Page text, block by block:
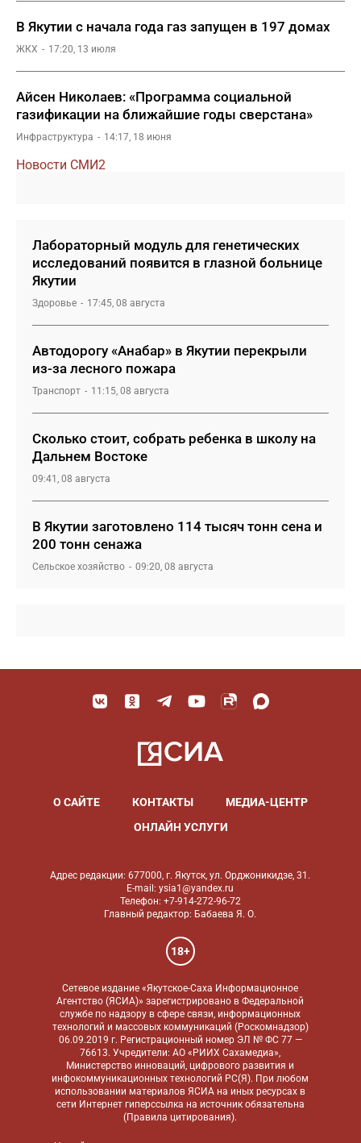
В Якутии с начала года газ запущен в 197 домах
ЖКХ 17:20, 13 июля
Айсен Николаев: «Программа социальной
газификации на ближайшие годы сверстана»
Инфраструктура 14:17, 18 июня
Новости СМИ2
Лабораторный модуль для генетических
исследований появится в глазной больнице
Якутии
Здоровье 17:45, 08 августа
Автодорогу «Анабар» в Якутии перекрыли
из-за лесного пожара
Транспорт 11:15, 08 августа
Сколько стоит, собрать ребенка в школу на
Дальнем Востоке
09:41, 08 августа
В Якутии заготовлено 114 тысяч тонн сена и
200 тонн сенажа
Сельское хозяйство 09:20, 08 августа
О САЙТЕ КОНТАКТЫ
МЕДИА-ЦЕНТР
ОНЛАЙН УСЛУГИ
Адрес редакции: 677000, г. Якутск, ул. Орджоникидзе, 31.
E-mail: ysia1@yandex.ru
Телефон: +7-914-272-96-72
Главный редактор: Бабаева Я. О.
18+
Сетевое издание «Якутское-Саха Информационное
Агентство (ЯСИА)» зарегистрировано в Федеральной
службе по надзору в сфере связи, информационных
технологий и массовых коммуникаций (Роскомнадзор)
06.09.2019 г. Регистрационный номер ЭЛ № ФС 77 —
76613. Учредители: АО «РИИХ Сахамедиа»,
Министерство инноваций, цифрового развития и
инфокоммуникационных технологий РС(Я). При любом
использовании материалов ЯСИА на иных ресурсах в
сети Интернет гиперссылка на источник обязательна
(Правила цитирования).